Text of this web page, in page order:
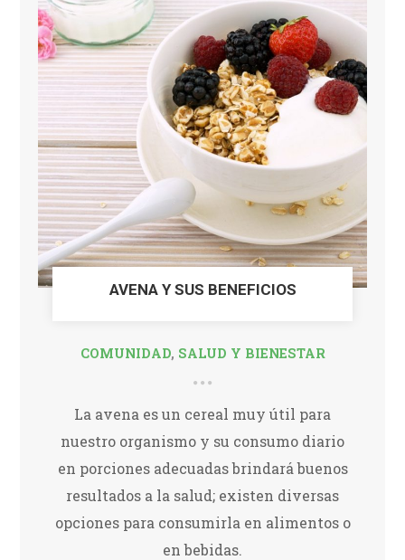
AVENA Y SUS BENEFICIOS
COMUNIDAD, SALUD Y BIENESTAR
La avena es un cereal muy útil para
nuestro organismo y su consumo diario
en porciones adecuadas brindará buenos
resultados a la salud; existen diversas
opciones para consumirla en alimentos o
en bebidas.